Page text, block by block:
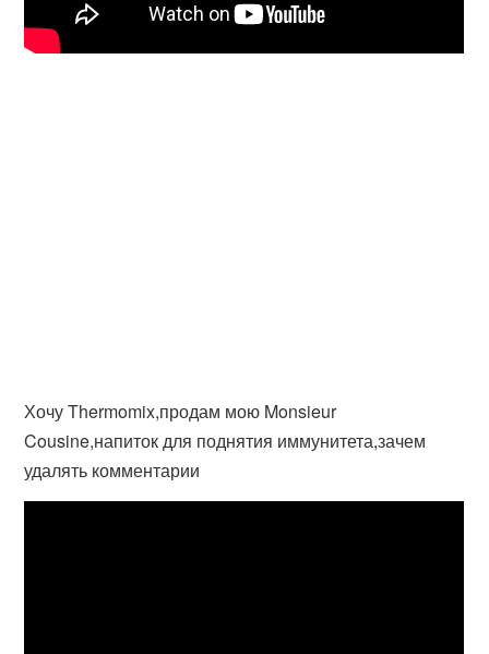
Хочу Thermomix,продам мою Monsieur
Cousine,напиток для поднятия иммунитета,зачем
удалять комментарии